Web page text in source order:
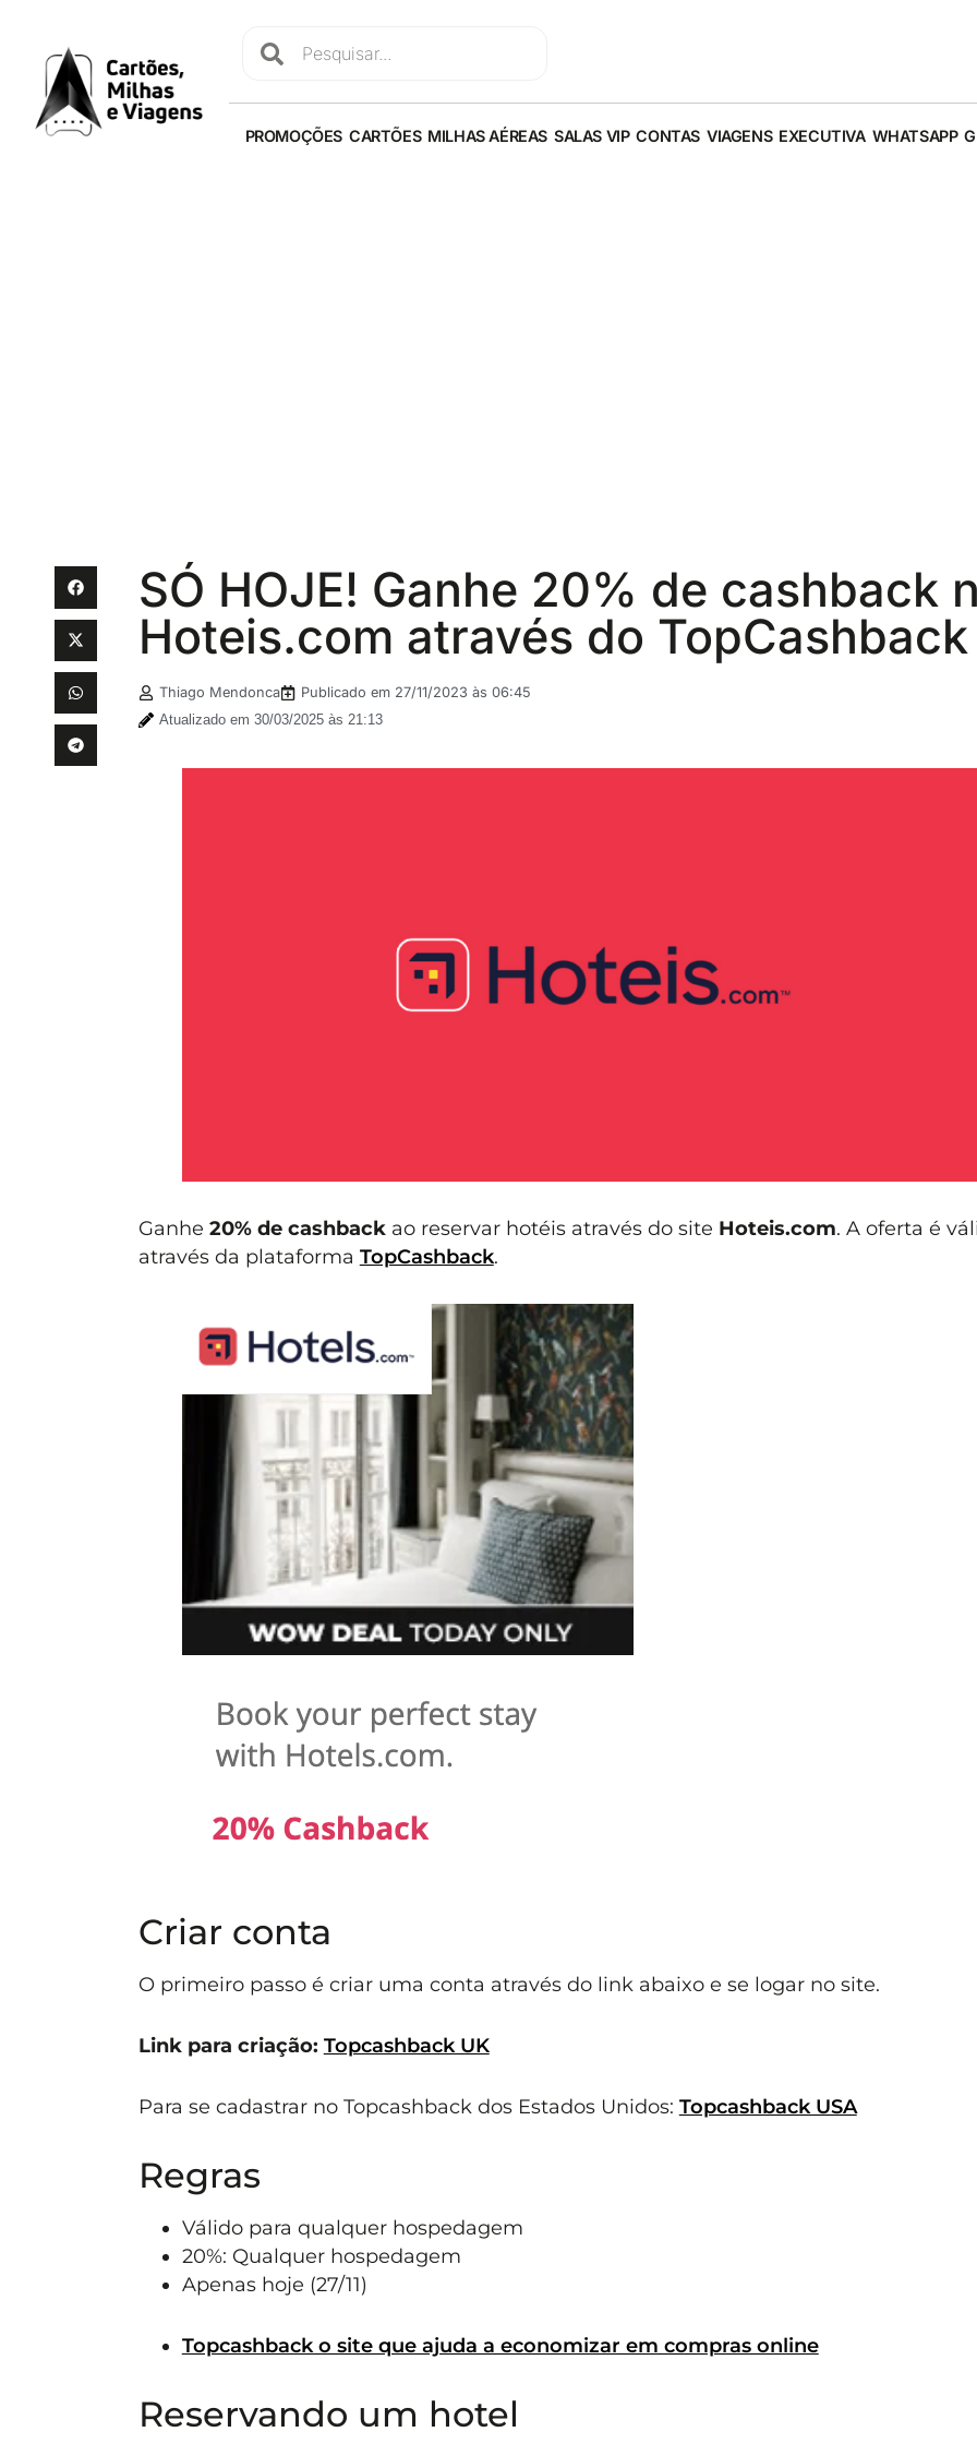
PROMOÇÕES CARTÕES MILHAS AÉREAS SALAS VIP CONTAS VIAGENS EXECUTIVA WHATSAPP
SÓ HOJE! Ganhe 20% de cashback
Hoteis.com através do TopCashback
Thiago Mendonca Publicado em 27/11/2023 às 06:45
Atualizado em 30/03/2025 às 21:13
Ganhe 20% de cashbackao reservar hotéis através do site Hoteis.com. A oferta é
através da plataforma TopCashback.
Criar conta
O primeiro passo é criar uma conta através do link abaixo e se logar no site.
Link para criação: Topcashback UK
Para se cadastrar no Topcashback dos Estados Unidos: Topcashback USA
Regras
Válido para qualquer hospedagem
20%: Qualquer hospedagem
Apenas hoje (27/11)
Topcashback o site que ajuda a economizar em compras online
Reservando um hotel